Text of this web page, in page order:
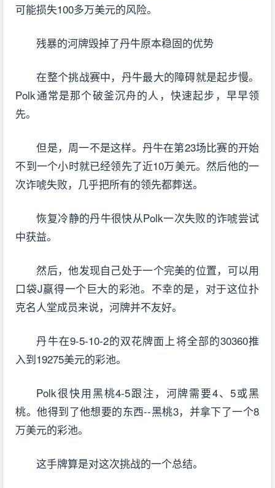
可能损失100多万美元的风险。
残暴的河牌毁掉了丹牛原本稳固的优势
在整个挑战赛中，丹牛最大的障碍就是起步慢。
Polk通常是那个破釜沉舟的人，快速起步，早早领
先。
但是，周一不是这样。丹牛在第23场比赛的开始
不到一个小时就已经领先了近10万美元。然后他的一
次诈唬失败，几乎把所有的领先都葬送。
恢复冷静的丹牛很快从Polk一次失败的诈唬尝试
中获益。
然后，他发现自己处于一个完美的位置，可以用
口袋J赢得一个巨大的彩池。不幸的是，对于这位扑
克名人堂成员来说，河牌并不友好。
丹牛在9-5-10-2的双花牌面上将全部的30360推
入到19275美元的彩池。
Polk很快用黑桃4-5跟注，河牌需要4、5或黑
桃。他得到了他想要的东西--黑桃3，并拿下了一个8
万美元的彩池。
这手牌算是对这次挑战的一个总结。